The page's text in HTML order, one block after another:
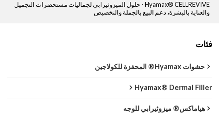
Hyamax® CELLREVIVE - حلول الميزوثيرابي لجماليات مستحضرات التجميل
والعناية بالبشرة، دعم البيع بالجملة والتخصيص
فئات
حشوات Hyamax® المحفزة للكولاجين
Hyamax® Dermal Filler
هياماكس® ميزوثيرابي للوجه